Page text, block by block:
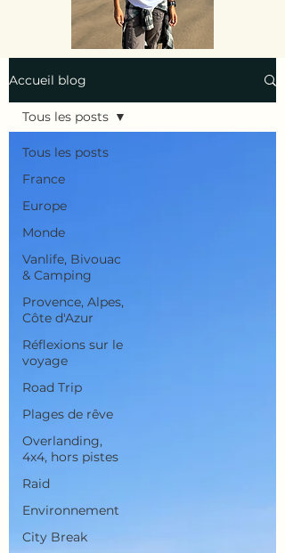
Accueil blog
Tous les posts
France
Europe
Monde
Vanlife, Bivouac
& Camping
Provence, Alpes,
Côte d'Azur
Réflexions sur le
voyage
Road Trip
Plages de rêve
Overlanding,
4x4, hors pistes
Raid
Environnement
City Break
Tous les posts